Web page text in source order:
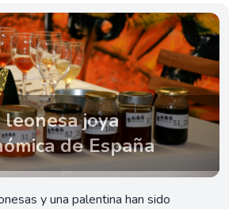
joya
de España
y una palentina han sido